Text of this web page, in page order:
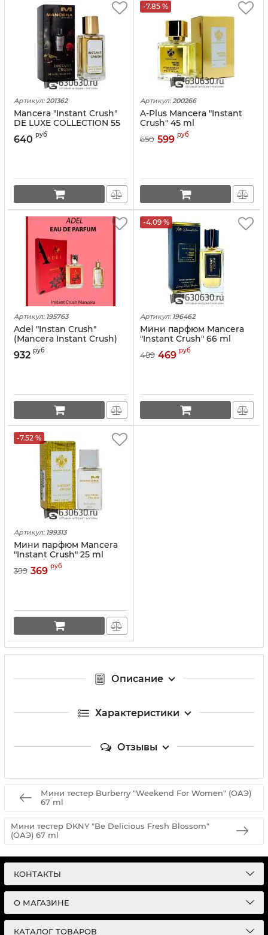
Артикул: 201362
Mancera "Instant Crush"
DE LUXE COLLECTION 55
640 руб
-7.85 %
Артикул: 200266
A-Plus Mancera "Instant
Crush" 45 ml
650 599 руб
Артикул: 195763
Adel "Instan Crush"
(Mancera Instant Crush)
EDP 55 ml
932 руб
-4.09 %
Артикул: 196462
Мини парфюм Mancera
"Instant Crush" 66 ml
489 469 руб
-7.52 %
Артикул: 199313
Мини парфюм Mancera
"Instant Crush" 25 ml
399 369 руб
Описание
Характеристики
Отзывы
Мини тестер Burberry "Weekend For Women" (ОАЭ)
67 ml
Мини тестер DKNY "Be Delicious Fresh Blossom"
(ОАЭ) 67 ml
КОНТАКТЫ
О МАГАЗИНЕ
КАТАЛОГ ТОВАРОВ